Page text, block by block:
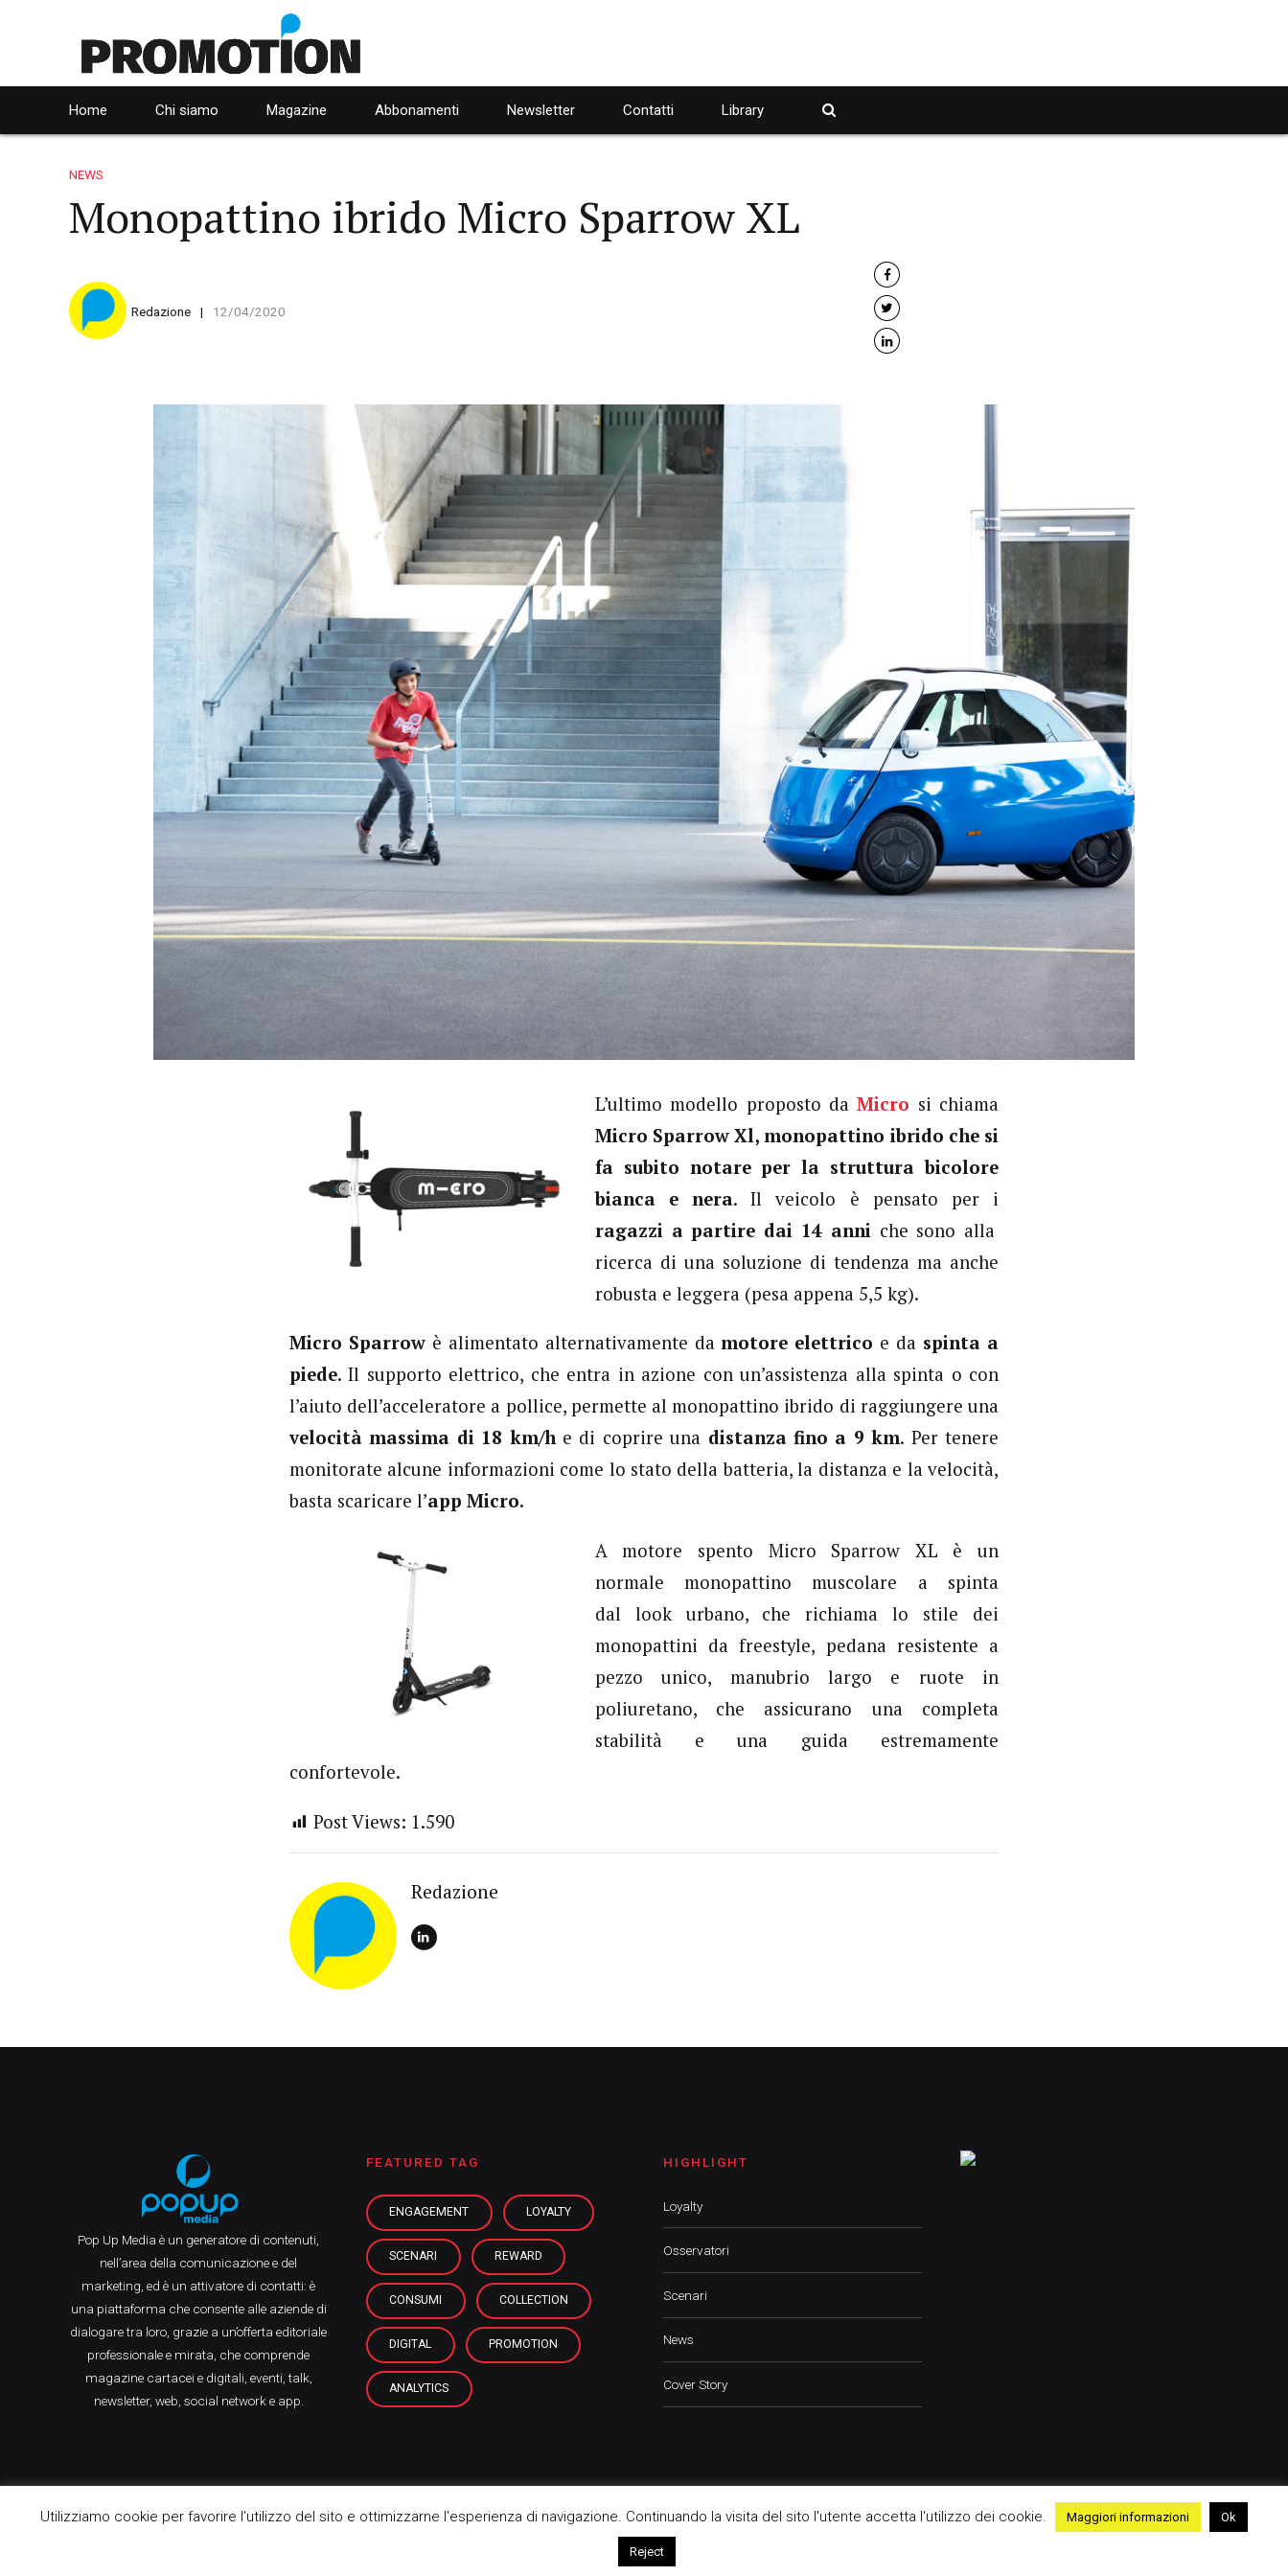
Home Chi siamo Magazine Abbonamenti Newsletter Contatti Library
NEWS
Monopattino ibrido Micro Sparrow XL
Redazione 12/04/2020
L’ultimo modello proposto daMicro si chiama
Micro Sparrow Xl, monopattino ibrido che si
fa subito notare per la struttura bicolore
bianca e nera. Il veicolo è pensato per i
ragazzi a partire dai 14 anni che sono alla
ricerca di una soluzione di tendenza ma anche
robusta e leggera (pesa appena 5,5 kg).
Micro Sparrow è alimentato alternativamente damotore elettrico e da spinta a
piede. Il supporto elettrico, che entra in azione con un’assistenza alla spinta o con
l’aiuto dell’acceleratore a pollice, permette al monopattino ibrido di raggiungere una
velocità massima di 18 km/he di coprire una distanza fino a 9 km. Per tenere
monitorate alcune informazioni come lo stato della batteria, la distanza e la velocità,
basta scaricare l’app Micro.
A motore spento Micro Sparrow XL è un
normale monopattino muscolare a spinta
dal look urbano, che richiama lo stile dei
monopattini da freestyle, pedana resistente a
pezzo unico, manubrio largo e ruote in
poliuretano, che assicurano una completa
stabilità e una guida estremamente
confortevole.
Post Views: 1.590
Redazione
Pop Up Media è un generatore di contenuti,
nell’area della comunicazione e del
marketing, ed è un attivatore di contatti: è
una piattaforma che consente alle aziende di
dialogare tra loro, grazie a un’offerta editoriale
professionale e mirata, che comprende
magazine cartacei e digitali, eventi, talk,
newsletter, web, social network e app.
FEATURED TAG
ENGAGEMENT LOYALTY
SCENARI REWARD
CONSUMI COLLECTION
DIGITAL PROMOTION
ANALYTICS
HIGHLIGHT
Loyalty
Osservatori
Scenari
News
Cover Story
Utilizziamo cookie per favorire l'utilizzo del sito e ottimizzarne l'esperienza di navigazione. Continuando la visita del sito l'utente accetta l'utilizzo dei cookie. Maggiori informazioni Ok
Reject